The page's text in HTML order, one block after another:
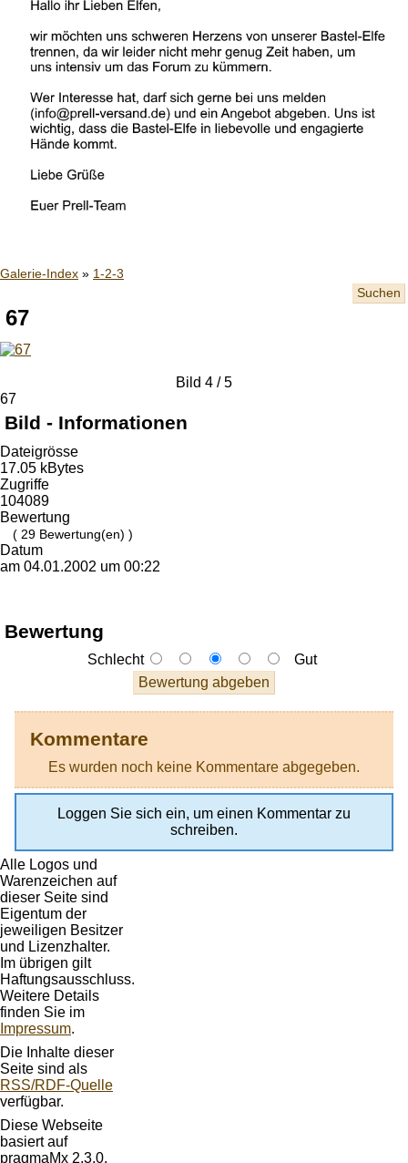
Galerie-Index » 1-2-3
Suchen
67
Bild 4 / 5
67
Bild - Informationen
Dateigrösse
17.05 kBytes
Zugriffe
104089
Bewertung
( 29 Bewertung(en) )
Datum
am 04.01.2002 um 00:22
Bewertung
Schlecht Gut
Kommentare
Es wurden noch keine Kommentare abgegeben.
Loggen Sie sich ein, um einen Kommentar zu
schreiben.
Alle Logos und
Warenzeichen auf
dieser Seite sind
Eigentum der
jeweiligen Besitzer
und Lizenzhalter.
Im übrigen gilt
Haftungsausschluss.
Weitere Details
finden Sie im
Impressum.
Die Inhalte dieser
Seite sind als
RSS/RDF-Quelle
verfügbar.
Diese Webseite
basiert auf
pragmaMx 2.3.0.